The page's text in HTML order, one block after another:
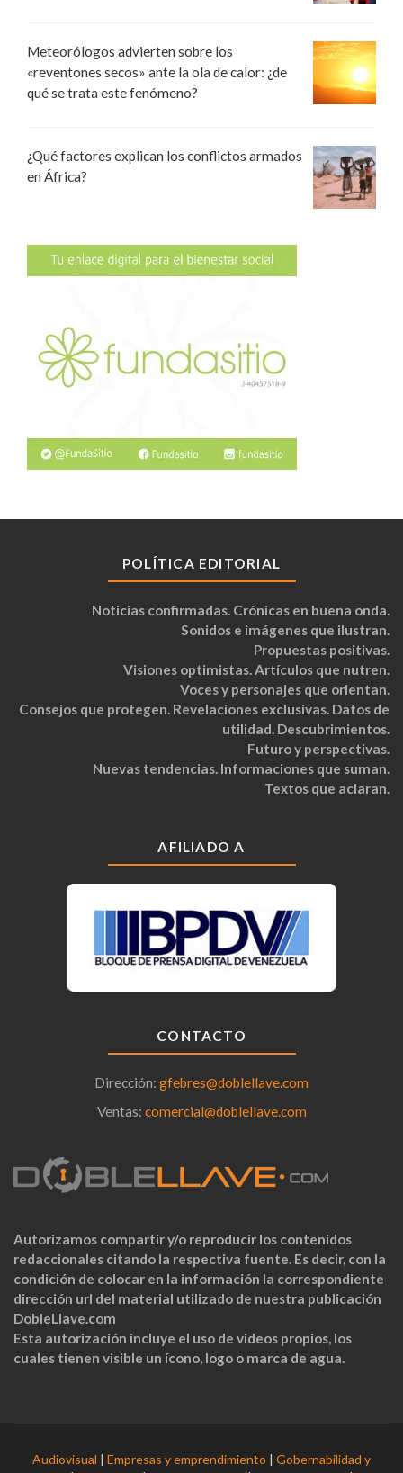
Meteorólogos advierten sobre los
«reventones secos» ante la ola de calor: ¿de
qué se trata este fenómeno?
¿Qué factores explican los conflictos armados
en África?
POLÍTICA EDITORIAL
Noticias confirmadas. Crónicas en buena onda.
Sonidos e imágenes que ilustran.
Propuestas positivas.
Visiones optimistas. Artículos que nutren.
Voces y personajes que orientan.
Consejos que protegen. Revelaciones exclusivas. Datos de
utilidad. Descubrimientos.
Futuro y perspectivas.
Nuevas tendencias. Informaciones que suman.
Textos que aclaran.
AFILIADO A
CONTACTO
Dirección: gfebres@doblellave.com
Ventas: comercial@doblellave.com
Autorizamos compartir y/o reproducir los contenidos
redaccionales citando la respectiva fuente. Es decir, con la
condición de colocar en la información la correspondiente
dirección url del material utilizado de nuestra publicación
DobleLlave.com
Esta autorización incluye el uso de videos propios, los
cuales tienen visible un ícono, logo o marca de agua.
Audiovisual | Empresas y emprendimiento | Gobernabilidad y